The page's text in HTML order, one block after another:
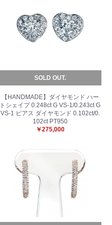
SOLD OUT.
【HANDMADE】ダイヤモンド ハー
トシェイプ 0.248ct G VS-1/0.243ct G
VS-1 ピアス ダイヤモンド 0.102ct/0.
102ct PT950
￥275,000